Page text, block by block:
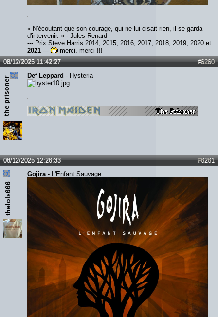
« N'écoutant que son courage, qui ne lui disait rien, il se garda
d'intervenir. » - Jules Renard
--- Prix Steve Harris 2014, 2015, 2016, 2017, 2018, 2019, 2020 et
2021 ---
merci, merci !!!
#6260
08/12/2025 11:42:27
the prisoner
Def Leppard - Hysteria
#6261
08/12/2025 12:26:33
thelols666
Gojira- L'Enfant Sauvage